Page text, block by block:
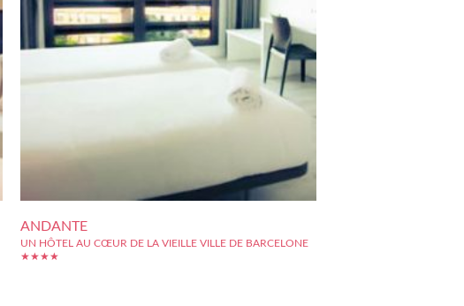
ANDANTE
UN HÔTEL AU CŒUR DE LA VIEILLE VILLE DE BARCELONE
★★★★